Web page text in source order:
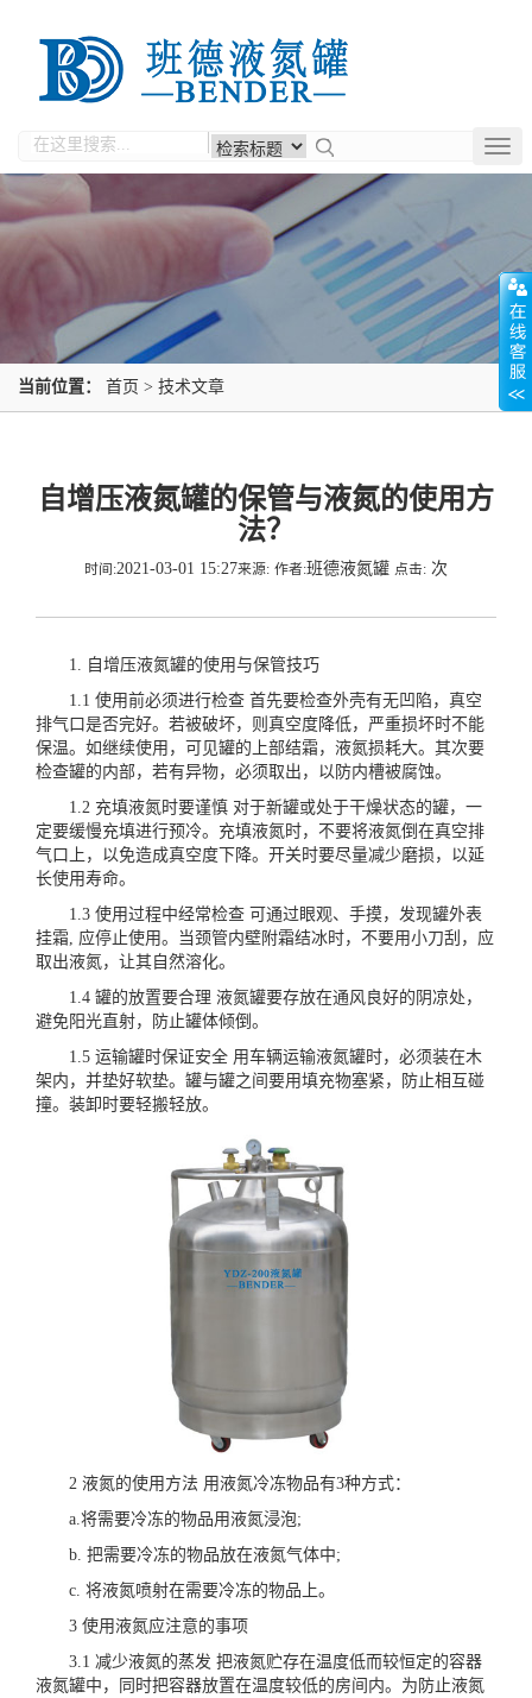
当前位置： 首页 > 技术文章
自增压液氮罐的保管与液氮的使用方
法？
时间:2021-03-01 15:27来源: 作者:班德液氮罐 点击: 次
1. 自增压液氮罐的使用与保管技巧
1.1 使用前必须进行检查 首先要检查外壳有无凹陷，真空
排气口是否完好。若被破坏，则真空度降低，严重损坏时不能
保温。如继续使用，可见罐的上部结霜，液氮损耗大。其次要
检查罐的内部，若有异物，必须取出，以防内槽被腐蚀。
1.2 充填液氮时要谨慎 对于新罐或处于干燥状态的罐，一
定要缓慢充填进行预冷。充填液氮时，不要将液氮倒在真空排
气口上，以免造成真空度下降。开关时要尽量减少磨损，以延
长使用寿命。
1.3 使用过程中经常检查 可通过眼观、手摸，发现罐外表
挂霜, 应停止使用。当颈管内壁附霜结冰时，不要用小刀刮，应
取出液氮，让其自然溶化。
1.4 罐的放置要合理 液氮罐要存放在通风良好的阴凉处，
避免阳光直射，防止罐体倾倒。
1.5 运输罐时保证安全 用车辆运输液氮罐时，必须装在木
架内，并垫好软垫。罐与罐之间要用填充物塞紧，防止相互碰
撞。装卸时要轻搬轻放。
2 液氮的使用方法 用液氮冷冻物品有3种方式：
a.将需要冷冻的物品用液氮浸泡;
b. 把需要冷冻的物品放在液氮气体中;
c. 将液氮喷射在需要冷冻的物品上。
3 使用液氮应注意的事项
3.1 减少液氮的蒸发 把液氮贮存在温度低而较恒定的容器
液氮罐中，同时把容器放置在温度较低的房间内。为防止液氮